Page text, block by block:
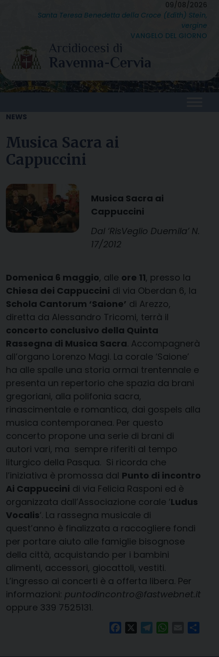
09/08/2026
Santa Teresa Benedetta della Croce (Edith) Stein,
vergine
VANGELO DEL GIORNO
NEWS
Musica Sacra ai
Cappuccini
Musica Sacra ai
Cappuccini
Dal ‘RisVeglio Duemila’ N.
17/2012
Domenica 6 maggio, alle ore 11, presso la
Chiesa dei Cappuccini di via Oberdan 6, la
Schola Cantorum ‘Saione’ di Arezzo,
diretta da Alessandro Tricomi, terrà il
concerto conclusivo della Quinta
Rassegna di Musica Sacra. Accompagnerà
all’organo Lorenzo Magi. La corale ‘Saione’
ha alle spalle una storia ormai trentennale e
presenta un repertorio che spazia da brani
gregoriani, alla polifonia sacra,
rinascimentale e romantica, dai gospels alla
musica contemporanea. Per questo
concerto propone una serie di brani di
autori vari, ma sempre riferiti al tempo
liturgico della Pasqua. Si ricorda che
l’iniziativa è promossa dal Punto di incontro
Ai Cappuccini di via Felicia Rasponi ed è
organizzata dall’Associazione corale ‘Ludus
Vocalis‘. La rassegna musicale di
quest’anno è finalizzata a raccogliere fondi
per portare aiuto alle famiglie bisognose
della città, acquistando per i bambini
alimenti, accessori, giocattoli, vestiti.
L’ingresso ai concerti è a offerta libera. Per
informazioni: puntodincontro@fastwebnet.it
oppure 339 7525131.
FacebookTelegramWhatsApp
Email